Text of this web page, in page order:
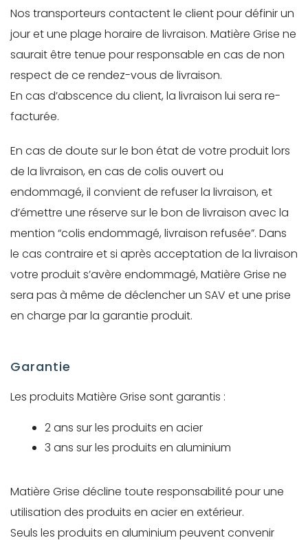
Nos transporteurs contactent le client pour définir un
jour et une plage horaire de livraison. Matière Grise ne
saurait être tenue pour responsable en cas de non
respect de ce rendez-vous de livraison.
En cas d’abscence du client, la livraison lui sera re-
facturée.
En cas de doute sur le bon état de votre produit lors
de la livraison, en cas de colis ouvert ou
endommagé, il convient de refuser la livraison, et
d’émettre une réserve sur le bon de livraison avec la
mention “colis endommagé, livraison refusée”. Dans
le cas contraire et si après acceptation de la livraison
votre produit s’avère endommagé, Matière Grise ne
sera pas à même de déclencher un SAV et une prise
en charge par la garantie produit.
Garantie
Les produits Matière Grise sont garantis :
2 ans sur les produits en acier
3 ans sur les produits en aluminium
Matière Grise décline toute responsabilité pour une
utilisation des produits en acier en extérieur.
Seuls les produits en aluminium peuvent convenir